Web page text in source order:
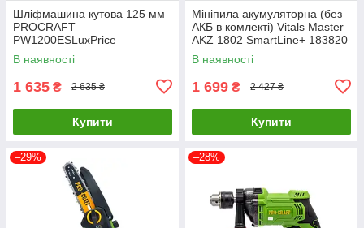
Шліфмашина кутова 125 мм
PROCRAFT
PW1200ESLuxPrice
В наявності
1 635 ₴ 2 635 ₴
Купити
Мініпила акумуляторна (без
АКБ в комлекті) Vitals Master
AKZ 1802 SmartLine+ 183820
В наявності
1 699 ₴ 2 427 ₴
Купити
–29% –28%